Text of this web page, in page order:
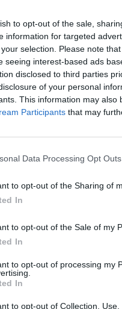
to opt-out of the sale,
information for targeted
selection. Please note
seeing interest-based ads
disclosed to third parties
of your personal
This information may
Participants that may
Data Processing Opt Outs
to opt-out of the Sharing of
In
to opt-out of the Sale of my
In
to opt-out of processing my
In
to opt-out of Collection,
Si sanno solo le date
attendono sempre con
Con due marchi i listini
almeno sugli
L’attesa, come sempre,
Gli appuntamenti per i
la consueta divisione
MONDO3 SU
Cosa vi aspettate per
CONDIVIDI QUESTO